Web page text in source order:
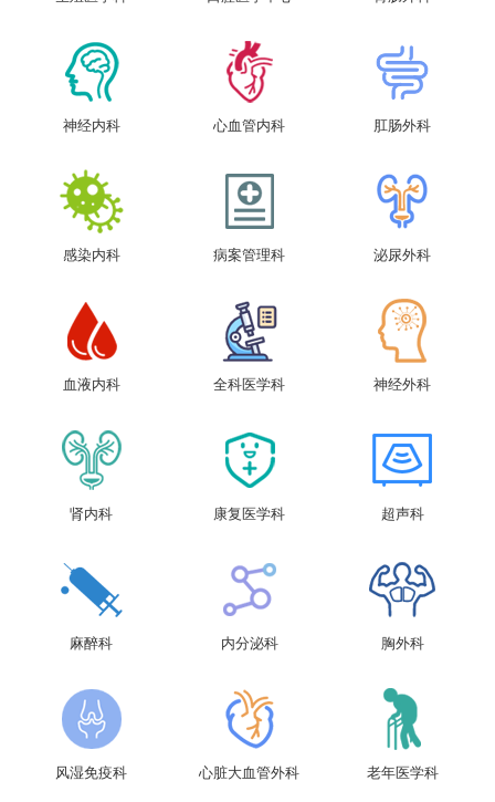
神经内科 心血管内科 肛肠外科
感染内科 病案管理科 泌尿外科
血液内科 全科医学科 神经外科
肾内科 康复医学科 超声科
麻醉科 内分泌科 胸外科
风湿免疫科 心脏大血管外科 老年医学科